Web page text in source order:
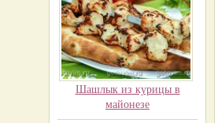
Шашлык из курицы в
майонезе